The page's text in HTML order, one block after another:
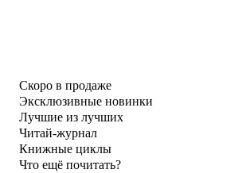
Скоро в продаже
Эксклюзивные новинки
Лучшие из лучших
Читай-журнал
Книжные циклы
Что ещё почитать?